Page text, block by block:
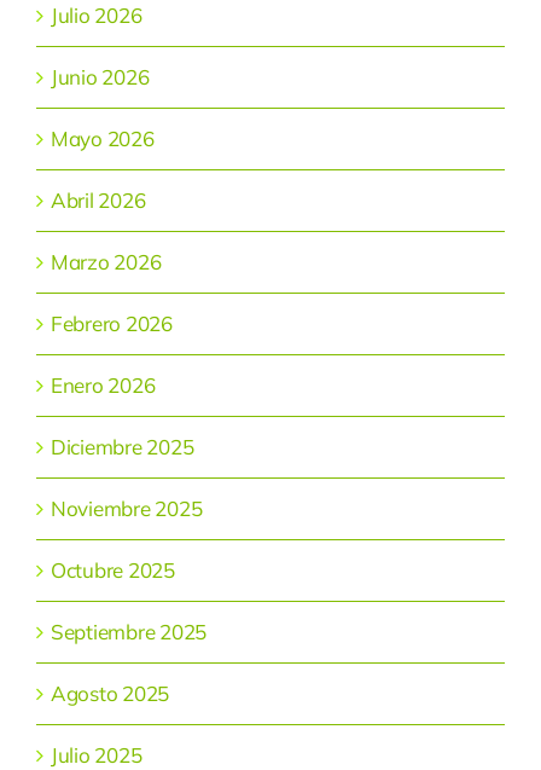
Julio 2026
Junio 2026
Mayo 2026
Abril 2026
Marzo 2026
Febrero 2026
Enero 2026
Diciembre 2025
Noviembre 2025
Octubre 2025
Septiembre 2025
Agosto 2025
Julio 2025